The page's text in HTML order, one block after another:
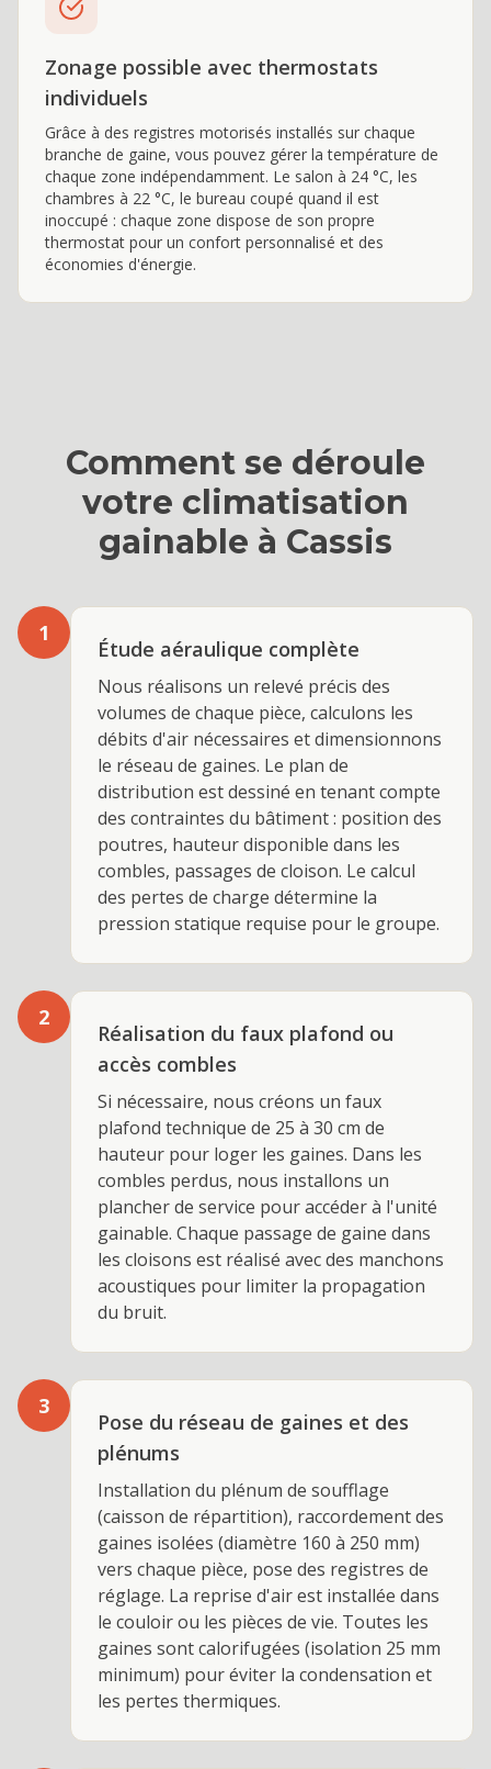
Zonage possible avec thermostats
individuels
Grâce à des registres motorisés installés sur chaque
branche de gaine, vous pouvez gérer la température de
chaque zone indépendamment. Le salon à 24 °C, les
chambres à 22 °C, le bureau coupé quand il est
inoccupé : chaque zone dispose de son propre
thermostat pour un confort personnalisé et des
économies d'énergie.
Comment se déroule
votre climatisation
gainable à Cassis
1
Étude aéraulique complète
Nous réalisons un relevé précis des
volumes de chaque pièce, calculons les
débits d'air nécessaires et dimensionnons
le réseau de gaines. Le plan de
distribution est dessiné en tenant compte
des contraintes du bâtiment : position des
poutres, hauteur disponible dans les
combles, passages de cloison. Le calcul
des pertes de charge détermine la
pression statique requise pour le groupe.
2
Réalisation du faux plafond ou
accès combles
Si nécessaire, nous créons un faux
plafond technique de 25 à 30 cm de
hauteur pour loger les gaines. Dans les
combles perdus, nous installons un
plancher de service pour accéder à l'unité
gainable. Chaque passage de gaine dans
les cloisons est réalisé avec des manchons
acoustiques pour limiter la propagation
du bruit.
3
Pose du réseau de gaines et des
plénums
Installation du plénum de soufflage
(caisson de répartition), raccordement des
gaines isolées (diamètre 160 à 250 mm)
vers chaque pièce, pose des registres de
réglage. La reprise d'air est installée dans
le couloir ou les pièces de vie. Toutes les
gaines sont calorifugées (isolation 25 mm
minimum) pour éviter la condensation et
les pertes thermiques.